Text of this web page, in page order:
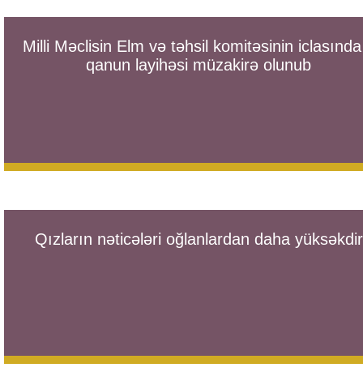
Milli Məclisin Elm və təhsil komitəsinin
qanun layihəsi müzakirə olunub
Qızların nəticələri oğlanlardan daha yüksəkdir